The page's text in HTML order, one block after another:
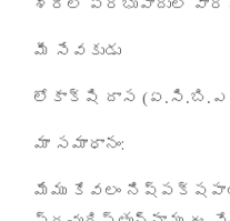
శ్రీల ప్రభుపాదుల
మీ సేవకుడు
లోకాక్షి దాస (ఏ.సి.బి.
మా సమాధానం:
మేము కేవలం